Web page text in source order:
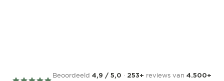
Beoordeeld 4,9 / 5,0 · 253+ reviews van 4.500+